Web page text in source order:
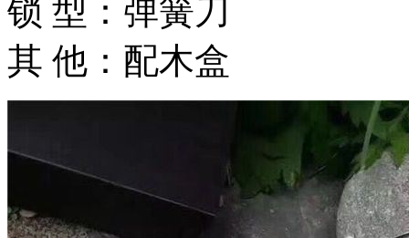
锁 型：弹簧刀
其 他：配木盒